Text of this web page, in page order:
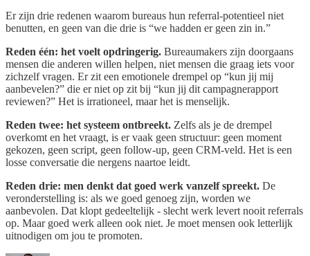
Er zijn drie redenen waarom bureaus hun referral-potentieel niet
benutten, en geen van die drie is “we hadden er geen zin in.”
Reden één: het voelt opdringerig. Bureaumakers zijn doorgaans
mensen die anderen willen helpen, niet mensen die graag iets voor
zichzelf vragen. Er zit een emotionele drempel op “kun jij mij
aanbevelen?” die er niet op zit bij “kun jij dit campagnerapport
reviewen?” Het is irrationeel, maar het is menselijk.
Reden twee: het systeem ontbreekt. Zelfs als je de drempel
overkomt en het vraagt, is er vaak geen structuur: geen moment
gekozen, geen script, geen follow-up, geen CRM-veld. Het is een
losse conversatie die nergens naartoe leidt.
Reden drie: men denkt dat goed werk vanzelf spreekt. De
veronderstelling is: als we goed genoeg zijn, worden we
aanbevolen. Dat klopt gedeeltelijk - slecht werk levert nooit referrals
op. Maar goed werk alleen ook niet. Je moet mensen ook letterlijk
uitnodigen om jou te promoten.